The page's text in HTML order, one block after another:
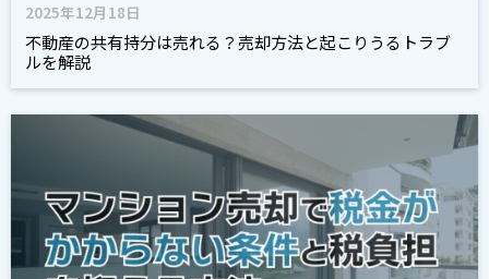
2025年12月18日
不動産の共有持分は売れる？売却方法と起こりうるトラブ
ルを解説